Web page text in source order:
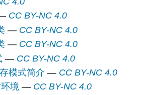
CC BY-NC 4.0
— CC BY-NC 4.0
— CC BY-NC 4.0
— CC BY-NC 4.0
模式简介 — CC BY-NC 4.0
境— CC BY-NC 4.0